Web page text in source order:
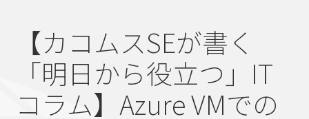
【カコムスSEが書く
「明日から役立つ」IT
コラム】Azure VMでの